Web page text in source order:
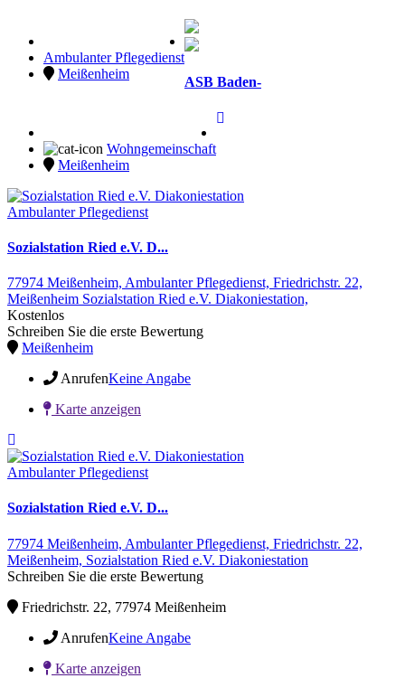
Ambulanter Pflegedienst
Meißenheim
ASB Baden-
Wohngemeinschaft
Meißenheim
Ambulanter Pflegedienst
Sozialstation Ried e.V. D...
77974 Meißenheim, Ambulanter Pflegedienst, Friedrichstr. 22,
Meißenheim Sozialstation Ried e.V. Diakoniestation,
Kostenlos
Schreiben Sie die erste Bewertung
Meißenheim
AnrufenKeine Angabe
Karte anzeigen
Ambulanter Pflegedienst
Sozialstation Ried e.V. D...
77974 Meißenheim, Ambulanter Pflegedienst, Friedrichstr. 22,
Meißenheim, Sozialstation Ried e.V. Diakoniestation
Schreiben Sie die erste Bewertung
Friedrichstr. 22, 77974 Meißenheim
AnrufenKeine Angabe
Karte anzeigen